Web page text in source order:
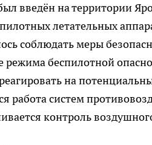
введён на территории
летательных
соблюдать меры
режима беспилотной
на
работа систем
контроль